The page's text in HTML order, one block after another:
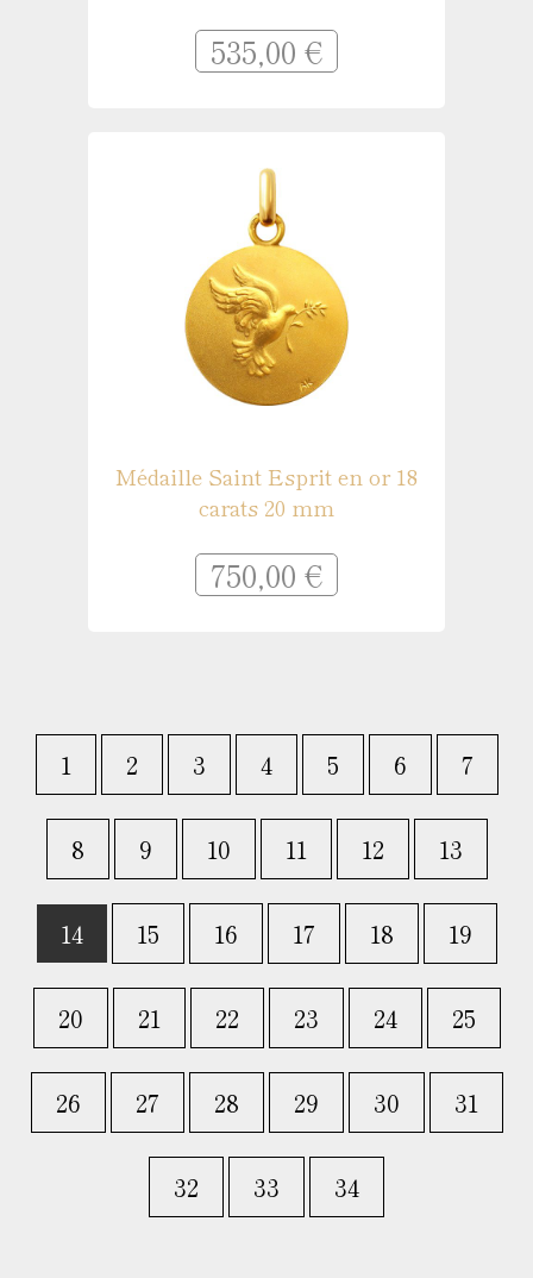
535,00 €
Médaille Saint Esprit en or 18
carats 20 mm
750,00 €
1 2 3 4 5 6 7
8 9 10 11 12 13
14 15 16 17 18 19
20 21 22 23 24 25
26 27 28 29 30 31
32 33 34